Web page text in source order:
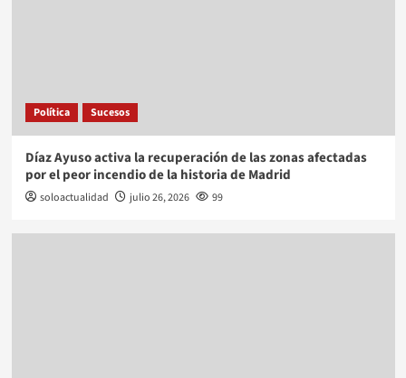
Política Sucesos
Díaz Ayuso activa la recuperación de las zonas afectadas
por el peor incendio de la historia de Madrid
soloactualidad julio 26, 2026 99